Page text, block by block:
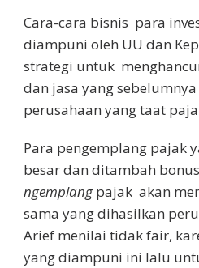
Cara-cara bisnis para
diampuni oleh UU dan
strategi untuk
dan jasa yang
perusahaan yang taat
Para pengemplang pajak
besar dan ditambah
ngemplangpajak akan
sama yang dihasilkan
Arief menilai tidak fair,
yang diampuni ini lalu